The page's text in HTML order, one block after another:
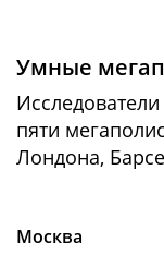
Умные
пяти
Лондона,
Москва